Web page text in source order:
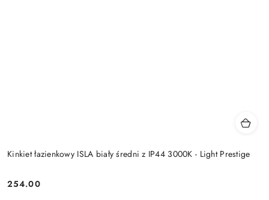
Kinkiet łazienkowy ISLA biały średni z IP44 3000K - Light Prestige
Cena:
254.00